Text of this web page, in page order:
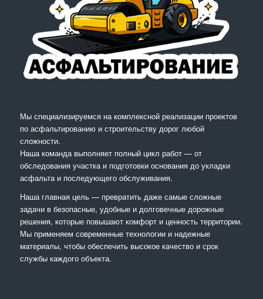
Мы специализируемся на комплексной реализации проектов
по асфальтированию и строительству дорог любой
сложности.
Наша команда выполняет полный цикл работ — от
обследования участка и подготовки основания до укладки
асфальта и последующего обслуживания.
Наша главная цель — превратить даже самые сложные
задачи в безопасные, удобные и долговечные дорожные
решения, которые повышают комфорт и ценность территории.
Мы применяем современные технологии и надежные
материалы, чтобы обеспечить высокое качество и срок
службы каждого объекта.